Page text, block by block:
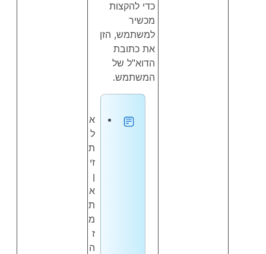
כדי להקצות
מכשיר
למשתמש, הזן
את כתובת
הדוא"ל של
המשתמש.
א
ל
ת
זי
ן
א
ת
מ
ז
ה